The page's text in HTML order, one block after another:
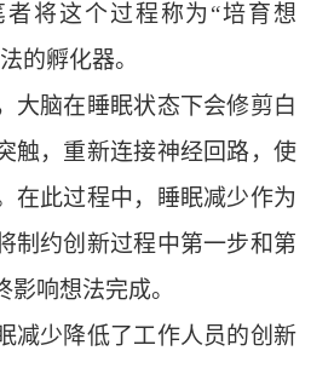
将这个过程称为“培育想
的孵化器。
脑在睡眠状态下会修剪白
触，重新连接神经回路，使
在此过程中，睡眠减少作为
制约创新过程中第一步和第
响想法完成。
少降低了工作人员的创新